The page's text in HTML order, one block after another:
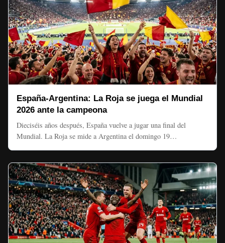
España-Argentina: La Roja se juega el Mundial
2026 ante la campeona
Dieciséis años después, España vuelve a jugar una final del
Mundial. La Roja se mide a Argentina el domingo 19…